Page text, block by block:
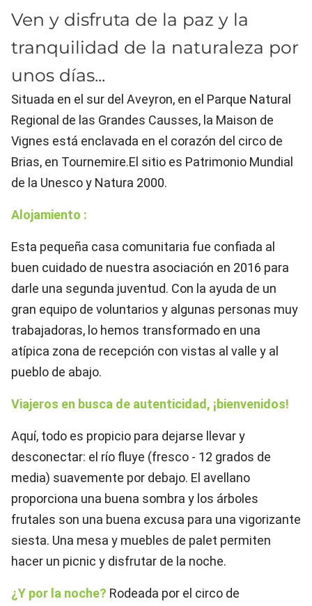
Ven y disfruta de la paz y la
tranquilidad de la naturaleza por
unos días...
Situada en el sur del Aveyron, en el Parque Natural
Regional de las Grandes Causses, la Maison de
Vignes está enclavada en el corazón del circo de
Brias, en Tournemire.El sitio es Patrimonio Mundial
de la Unesco y Natura 2000.
Alojamiento :
Esta pequeña casa comunitaria fue confiada al
buen cuidado de nuestra asociación en 2016 para
darle una segunda juventud. Con la ayuda de un
gran equipo de voluntarios y algunas personas muy
trabajadoras, lo hemos transformado en una
atípica zona de recepción con vistas al valle y al
pueblo de abajo.
Viajeros en busca de autenticidad, ¡bienvenidos!
Aquí, todo es propicio para dejarse llevar y
desconectar: el río fluye (fresco - 12 grados de
media) suavemente por debajo. El avellano
proporciona una buena sombra y los árboles
frutales son una buena excusa para una vigorizante
siesta. Una mesa y muebles de palet permiten
hacer un picnic y disfrutar de la noche.
¿Y por la noche? Rodeada por el circo de